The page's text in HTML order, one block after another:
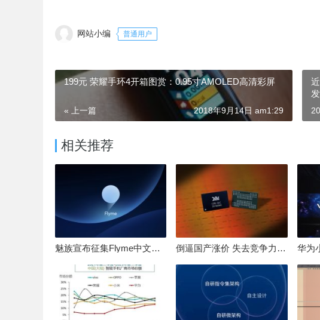
网站小编 普通用户
199元 荣耀手环4开箱图赏：0.95寸AMOLED高清彩屏
« 上一篇 2018年9月14日 am1:29
相关推荐
魅族宣布征集Flyme中文OS名：要像鸿蒙、澎湃一样响亮 倒逼国产涨价 失去竞争力！三星要减产50%：SSD必须涨价